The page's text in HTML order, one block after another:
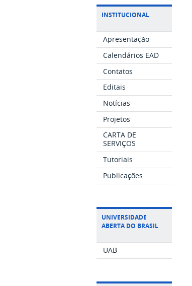
INSTITUCIONAL
Apresentação
Calendários EAD
Contatos
Editais
Notícias
Projetos
CARTA DE
SERVIÇOS
Tutoriais
Publicações
UNIVERSIDADE
ABERTA DO BRASIL
UAB